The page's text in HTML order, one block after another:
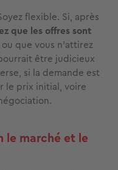
flexible. Si, après
que les offres sont
ou que vous n’attirez
être judicieux
si la demande est
le prix initial, voire
le marché et le